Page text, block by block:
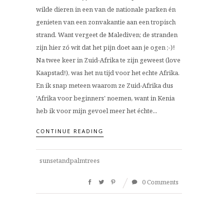
wilde dieren in een van de nationale parken én
genieten van een zonvakantie aan een tropisch
strand. Want vergeet de Malediven; de stranden
zijn hier zó wit dat het pijn doet aan je ogen ;-)!
Na twee keer in Zuid-Afrika te zijn geweest (love
Kaapstad!), was het nu tijd voor het echte Afrika.
En ik snap meteen waarom ze Zuid-Afrika dus
'Afrika voor beginners' noemen, want in Kenia
heb ik voor mijn gevoel meer het échte...
CONTINUE READING
sunsetandpalmtrees
0 Comments